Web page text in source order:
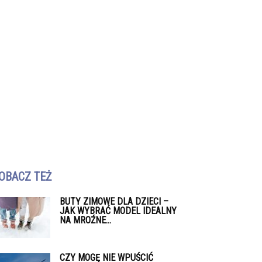
TEŻ
BUTY ZIMOWE DLA DZIECI –
JAK WYBRAĆ MODEL IDEALNY
NA MROŹNE...
CZY MOGĘ NIE WPUŚCIĆ